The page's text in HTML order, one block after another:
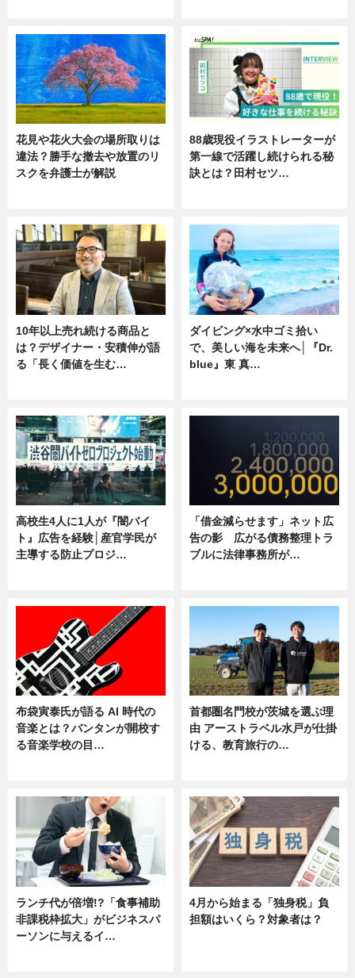
花見や花火大会の場所取りは
違法？勝手な撤去や放置のリ
スクを弁護士が解説
88歳現役イラストレーターが
第一線で活躍し続けられる秘
訣とは？田村セツ…
10年以上売れ続ける商品と
は？デザイナー・安積伸が語
る「長く価値を生む…
ダイビング×水中ゴミ拾い
で、美しい海を未来へ│『Dr.
blue』東 真…
高校生4人に1人が『闇バイ
ト』広告を経験│産官学民が
主導する防止プロジ…
「借金減らせます」ネット広
告の影 広がる債務整理トラ
ブルに法律事務所が…
布袋寅泰氏が語る AI 時代の
音楽とは？バンタンが開校す
る音楽学校の目…
首都圏名門校が茨城を選ぶ理
由 アーストラベル水戸が仕掛
ける、教育旅行の…
ランチ代が倍増!?「食事補助
非課税枠拡大」がビジネスパ
ーソンに与えるイ…
4月から始まる「独身税」負
担額はいくら？対象者は？